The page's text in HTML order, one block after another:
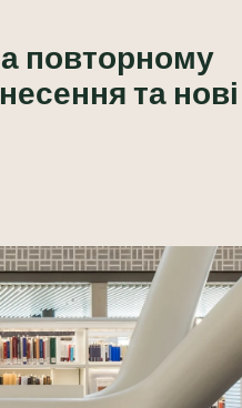
повторному
та нові